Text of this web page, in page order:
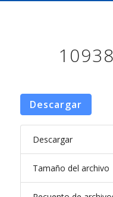
Descargar
Descargar
Tamaño del archivo